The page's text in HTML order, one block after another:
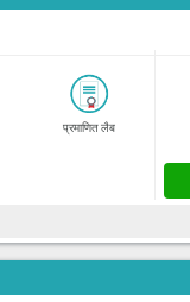
प्रमाणित लैब